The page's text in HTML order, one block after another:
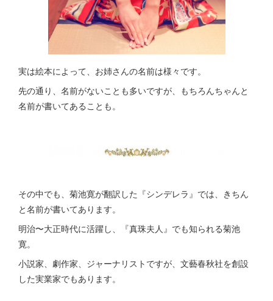
実は絵本によって、お姉さんの名前は様々です。
先の通り、名前がないことも多いですが、もちろんちゃんと
名前が書いてあることも。
その中でも、菊池寛が翻訳した『シンデレラ』では、きちん
と名前が書いてあります。
明治〜大正時代に活躍し、『真珠夫人』でも知られる菊池
寛。
小説家、劇作家、ジャーナリストですが、文藝春秋社を創設
した実業家でもあります。